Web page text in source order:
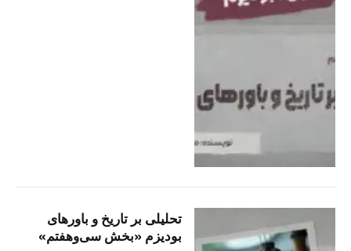
تحلیلی بر تاریخ و باورهای
بودیزم «بخش سی‌وهفتم»